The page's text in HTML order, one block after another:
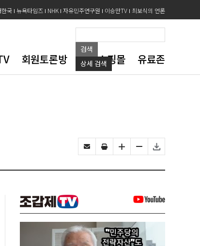
한국 뉴욕타임즈 NHK 자유민주연구원 이승만TV 최보식의 언론
검색
상세 검색
회원토론방 도서쇼핑몰 유료존